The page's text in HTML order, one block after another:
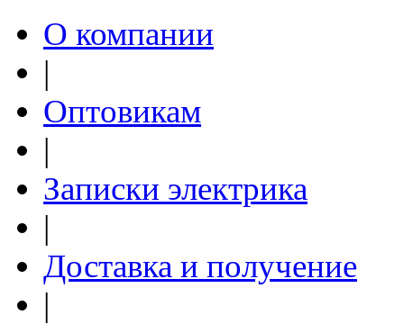
О компании
|
Оптовикам
|
Записки электрика
|
Доставка и получение
|